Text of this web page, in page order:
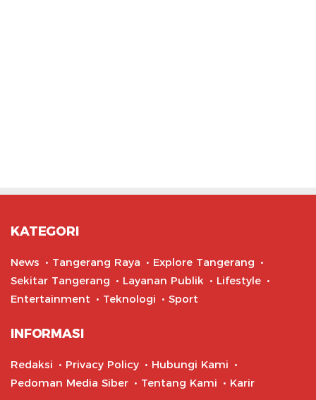
KATEGORI
News Tangerang Raya
Explore Tangerang
Sekitar Tangerang
Layanan Publik
Lifestyle
Entertainment
Teknologi Sport
INFORMASI
Redaksi Privacy Policy
Hubungi Kami
Pedoman Media Siber
Tentang Kami Karir